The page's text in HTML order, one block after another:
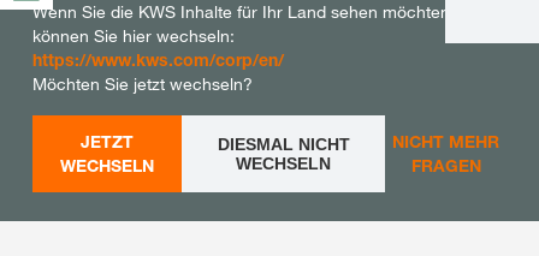
Wenn Sie die KWS Inhalte für Ihr Land sehen möchten,
können Sie hier wechseln:
https://www.kws.com/corp/en/
Möchten Sie jetzt wechseln?
JETZT
WECHSELN
DIESMAL NICHT
WECHSELN
NICHT MEHR
FRAGEN